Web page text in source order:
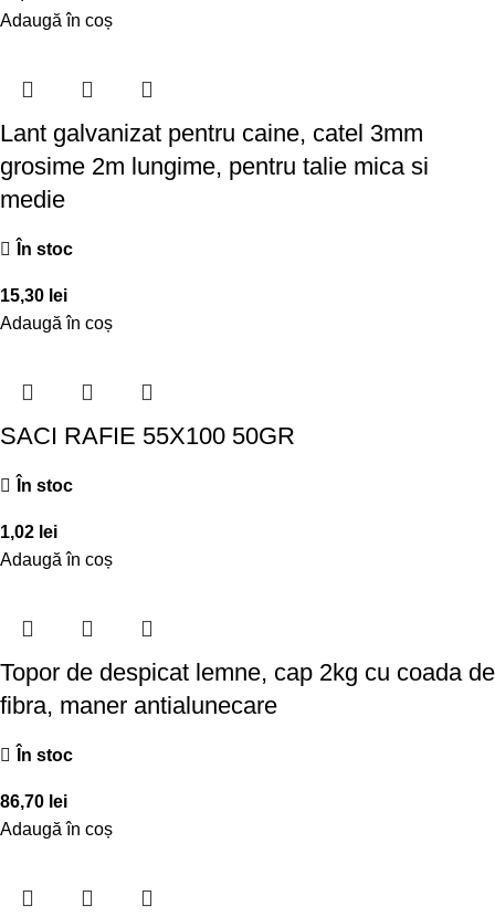
Adaugă în coș
Lant galvanizat pentru caine, catel 3mm
grosime 2m lungime, pentru talie mica si
medie
În stoc
15,30 lei
Adaugă în coș
SACI RAFIE 55X100 50GR
În stoc
1,02 lei
Adaugă în coș
Topor de despicat lemne, cap 2kg cu coada de
fibra, maner antialunecare
În stoc
86,70 lei
Adaugă în coș